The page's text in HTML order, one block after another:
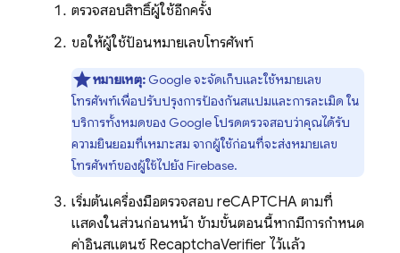
ตรวจสอบสิทธิ์ผู้ใช้อีกครั้ง
ขอให้ผู้ใช้ป้อนหมายเลขโทรศัพท์
หมายเหตุ: Google จะจัดเก็บและใช้หมายเลข
โทรศัพท์เพื่อปรับปรุงการป้องกันสแปมและการละเมิด ใน
บริการทั้งหมดของ Google โปรดตรวจสอบว่าคุณได้รับ
ความยินยอมที่เหมาะสม จากผู้ใช้ก่อนที่จะส่งหมายเลข
โทรศัพท์ของผู้ใช้ไปยัง Firebase.
เริ่มต้นเครื่องมือตรวจสอบ reCAPTCHA ตามที่
แสดงในส่วนก่อนหน้า ข้ามขั้นตอนนี้หากมีการกำหนด
ค่าอินสแตนซ์ RecaptchaVerifier ไว้แล้ว